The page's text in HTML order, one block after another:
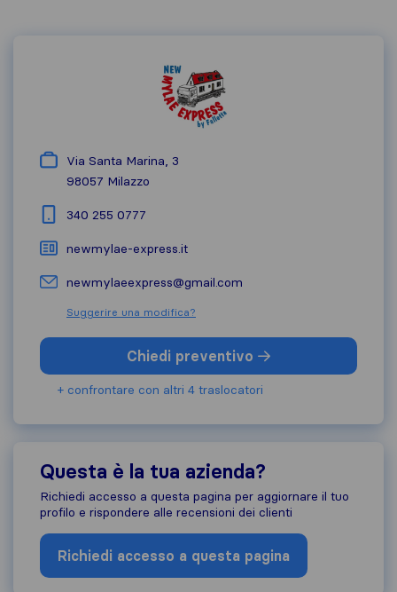
Via Santa Marina, 3
98057 Milazzo
340 255 0777
newmylae-express.it
newmylaeexpress@gmail.com
Suggerire una modifica?
Chiedi preventivo
+ confrontare con altri 4 traslocatori
Questa è la tua azienda?
Richiedi accesso a questa pagina per aggiornare il tuo
profilo e rispondere alle recensioni dei clienti
Richiedi accesso a questa pagina